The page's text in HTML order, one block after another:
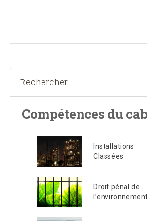
Compétences du
Installations
Classées
Droit pénal de
l’environnement